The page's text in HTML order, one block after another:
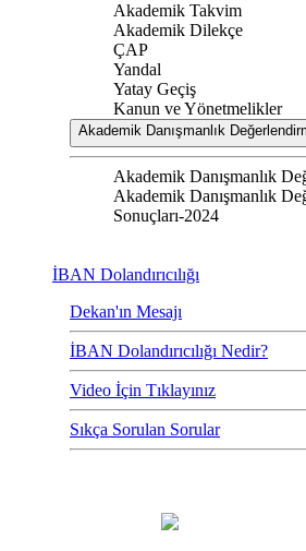
Akademik Takvim
Akademik Dilekçe
ÇAP
Yandal
Yatay Geçiş
Kanun ve Yönetmelikler
Akademik Danışmanlık
Akademik Danışmanlık
Akademik Danışmanlık
Sonuçları-2024
İBAN Dolandırıcılığı
Dekan'ın Mesajı
İBAN Dolandırıcılığı Nedir?
Video İçin Tıklayınız
Sıkça Sorulan Sorular